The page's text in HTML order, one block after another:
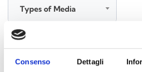
Consenso Dettagli
Types of Media
All languages
SEARCH